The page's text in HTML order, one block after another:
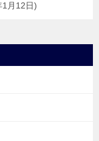
月12日